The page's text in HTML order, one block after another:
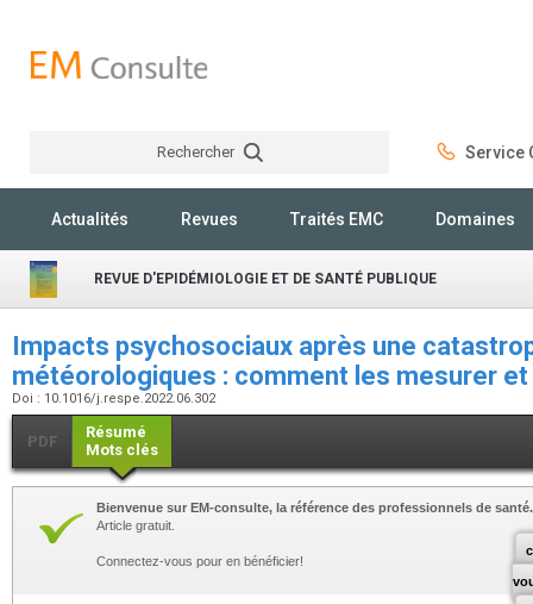
Rechercher Service
Actualités Revues Traités EMC Domaines
REVUE D'EPIDÉMIOLOGIE ET DE SANTÉ PUBLIQUE
Impacts psychosociaux après une
météorologiques : comment les mesurer
Doi : 10.1016/j.respe.2022.06.302
PDF
Résumé
Mots clés
Bienvenue sur EM-consulte, la référence des professionnels de santé.
Article gratuit.
Connectez-vous pour en bénéficier!